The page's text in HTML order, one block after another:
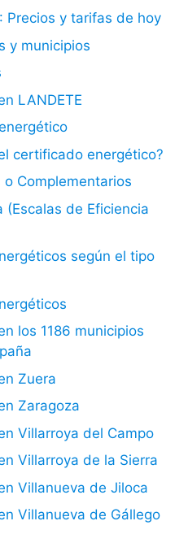
Precios y tarifas de hoy
y municipios
LANDETE
certificado energético?
Complementarios
(Escalas de Eficiencia
según el tipo
los 1186 municipios
Zuera
Zaragoza
Villarroya del Campo
Villarroya de la Sierra
Villanueva de Jiloca
Villanueva de Gállego